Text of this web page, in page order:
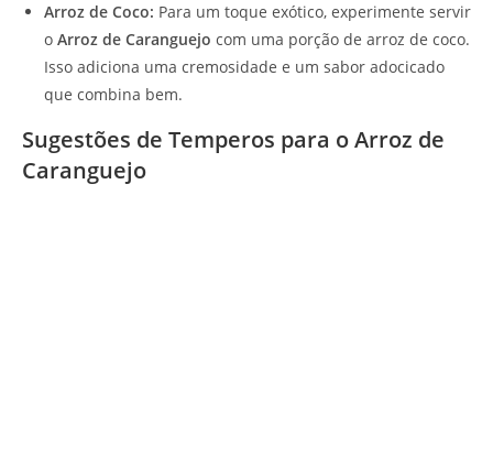
Arroz de Coco: Para um toque exótico, experimente servir
o Arroz de Caranguejo com uma porção de arroz de coco.
Isso adiciona uma cremosidade e um sabor adocicado
que combina bem.
Sugestões de Temperos para o Arroz de
Caranguejo